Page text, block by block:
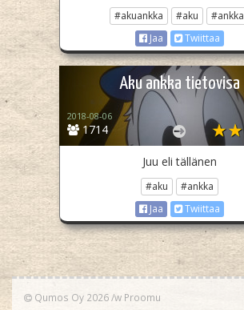
#akuankka #aku
#ankka
Jaa
Twiittaa
Aku ankka tietovisa
1714
2018-08-06
Juu eli tällänen
#aku
#ankka
Jaa
Twiittaa
Qumos Oy 2026/w Proomu